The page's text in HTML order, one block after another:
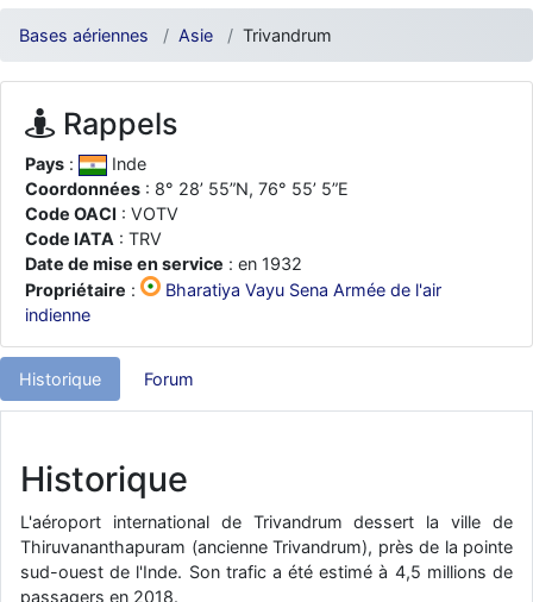
d9pouces : je suis un avion@,._,+ > lesquels ? je ne suis pas sûr de
comprendre
d9pouces: ouakamois > si tu parles du sujet sur l'Armée de l'Air,
bien sûr que oui !
je suis un avion@,._,+
moi et quelques avions n'ont pas les mêmes noms qu'aujourd'hui
ouakamois : Bonjourà toutes et à tous.en espérantque ces
quelques images du Pays Basque vous auront plu ; Agur…
d9pouces : Je me rattraperai à la Ferté samedi
d9pouces: Malheureusement nonun peu trop loin pour moi !
meeting de Lann Bihoué de 2026 ?
cachée dans les pins
2026 !
little boy: je vous souhaite un bon réveillon pour cette nouvelle
année!
jericho: Merci D9pouces, à mon tour de souhaiter un Joyeux Noël
Bases aériennes Asie Trivandrum
Rappels
Pays :
Inde
Coordonnées : 8° 28’ 55”N, 76° 55’ 5”E
Code OACI : VOTV
Code IATA : TRV
Date de mise en service : en 1932
Propriétaire :
Bharatiya Vayu Sena Armée de l'air
indienne
Historique Forum
Historique
L'aéroport international de Trivandrum dessert la ville de
Thiruvananthapuram (ancienne Trivandrum), près de la pointe
sud-ouest de l'Inde. Son trafic a été estimé à 4,5 millions de
passagers en 2018.